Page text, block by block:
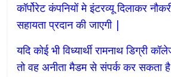
कॉर्पोरेट कंपनियों मे इंटरव्यू दिलाकर
सहायता प्रदान की जाएगी |
यदि कोई भी विध्यार्थी रामनाथ डिग्री
तो वह अनीता मैडम से संपर्क कर सकता